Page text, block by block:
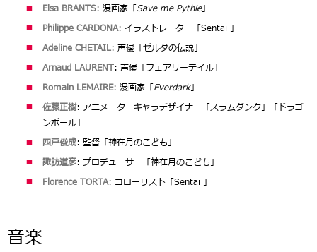
Elsa BRANTS: 漫画家「Save me Pythie」
Philippe CARDONA: イラストレーター「Sentaï 」
Adeline CHETAIL: 声優「ゼルダの伝説」
Arnaud LAURENT: 声優「フェアリーテイル」
Romain LEMAIRE: 漫画家「Everdark」
佐藤正樹: アニメーターキャラデザイナー「スラムダンク」「ドラゴ
ンボール」
四戸俊成: 監督「神在月のこども」
諏訪道彦: プロデューサー「神在月のこども」
Florence TORTA: コローリスト「Sentaï 」
音楽